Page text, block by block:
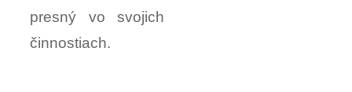
presný vo svojich
činnostiach.